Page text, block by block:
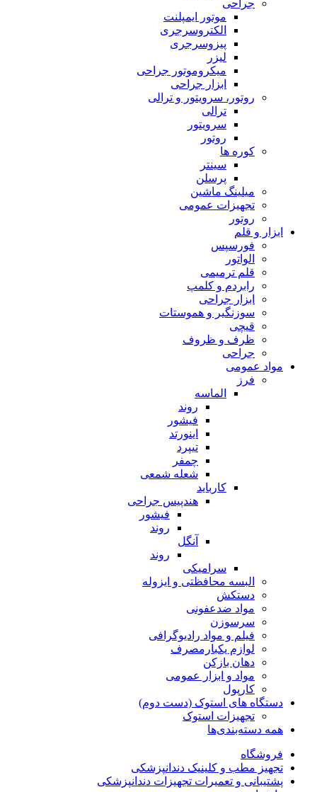
جراحی
موتور ایمپلنت
الکتروسرجری
پیزوسرجری
لیزر
میکروموتور جراحی
ابزار جراحی
روتور، سرویتور و ترالی
ترالی
سرویتور
روتور
کوره ها
سینتر
پرسلن
میلینگ ماشین
تجهیزات عمومی
روتور
ابزار و قلم
فورسپس
الواتور
قلم ترمیمی
رابردم و کلمپ
ابزار جراحی
سوزنگیر و هموستات
قیچی
ظرف و ظروف
جراحی
مواد عمومی
فرز
الماسه
روند
فیشور
اینورتد
تیپرد
چمفر
شعله شمعی
کارباید
هندپیس جراحی
فیشور
روند
آنگل
روند
سرامیکی
البسه محافظتی و ایزوله
دستکش
مواد ضدعفونی
سرسوزن
فیلم و مواد رادیوگرافی
لوازم یکبارمصرف
دهان بازکن
مواد و ابزار عمومی
کارپول
دستگاه های استوک (دست دوم)
تجهیزات استوک
همه دسته‌بندی‌ها
فروشگاه
تجهیز مطب و کلینیک دندانپزشکی
پشتیبانی و تعمیرات تجهیزات دندانپزشکی